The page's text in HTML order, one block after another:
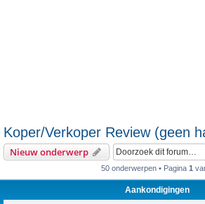
Koper/Verkoper Review (geen
Nieuw onderwerp
50 onderwerpen • Pagina 1
Aankondigingen